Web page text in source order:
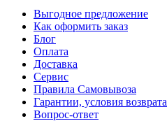
Выгодное предложение
Как оформить заказ
Блог
Оплата
Доставка
Сервис
Правила Самовывоза
Гарантии, условия возврата
Вопрос-ответ